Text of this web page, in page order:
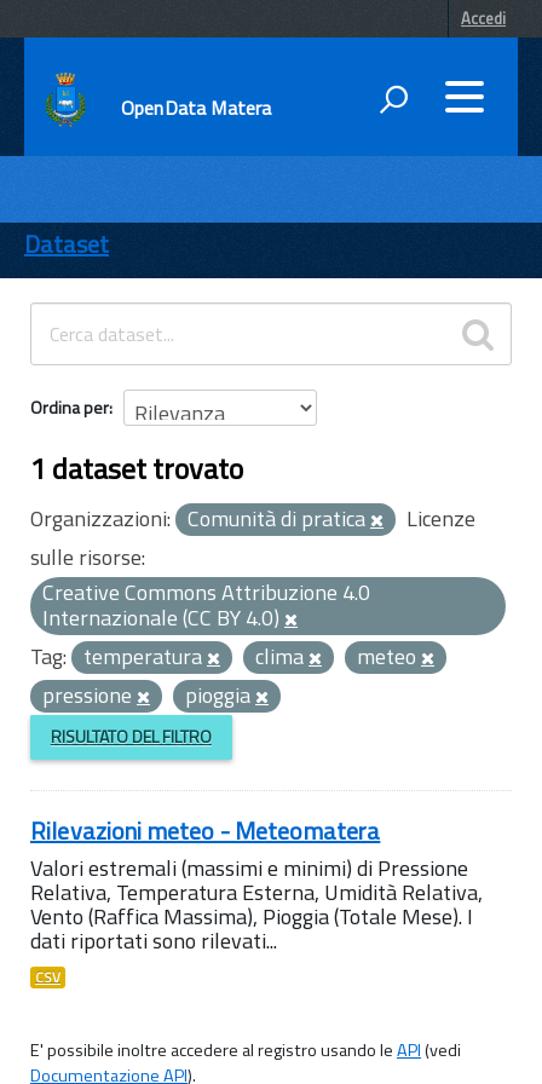
Accedi
OpenData Matera
ENTI
TEMI
INFORMAZIONI
Dataset
Ordina per
1 dataset trovato
Organizzazioni: Comunità di pratica
Licenze
sulle risorse:
Creative Commons Attribuzione 4.0
Internazionale (CC BY 4.0)
Tag: temperatura clima
meteo
pressione
pioggia
RISULTATO DEL FILTRO
Rilevazioni meteo - Meteomatera
Valori estremali (massimi e minimi) di Pressione
Relativa, Temperatura Esterna, Umidità Relativa,
Vento (Raffica Massima), Pioggia (Totale Mese). I
dati riportati sono rilevati...
CSV
E' possibile inoltre accedere al registro usando leAPI(vedi
Documentazione API).